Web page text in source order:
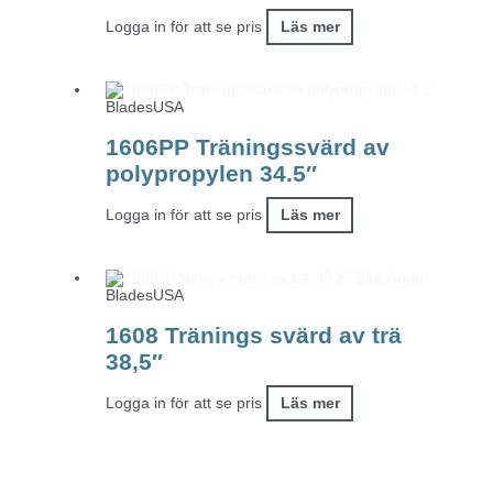
Logga in för att se pris Läs mer
BladesUSA
1606PP Träningssvärd av
polypropylen 34.5″
Logga in för att se pris Läs mer
BladesUSA
1608 Tränings svärd av trä
38,5″
Logga in för att se pris Läs mer